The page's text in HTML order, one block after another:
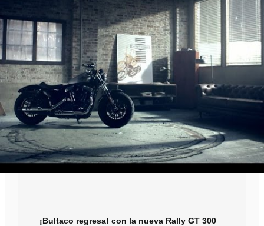
¡Bultaco regresa! con la nueva Rally GT 300